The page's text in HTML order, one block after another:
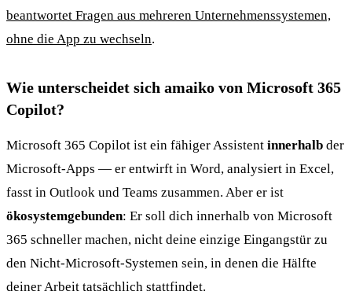
beantwortet Fragen aus mehreren Unternehmenssystemen,
ohne die App zu wechseln.
Wie unterscheidet sich amaiko von Microsoft 365
Copilot?
Microsoft 365 Copilot ist ein fähiger Assistent innerhalb der
Microsoft-Apps — er entwirft in Word, analysiert in Excel,
fasst in Outlook und Teams zusammen. Aber er ist
ökosystemgebunden: Er soll dich innerhalb von Microsoft
365 schneller machen, nicht deine einzige Eingangstür zu
den Nicht-Microsoft-Systemen sein, in denen die Hälfte
deiner Arbeit tatsächlich stattfindet.